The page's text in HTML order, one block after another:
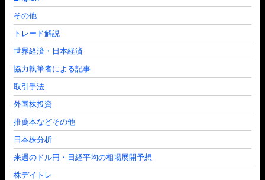
その他
トレード解説
世界経済・日本経済
協力執筆者による記事
取引手法
外国株投資
推薦本などその他
日本株分析
来週のドル円・日経平均の相場展開予想
株デイトレ